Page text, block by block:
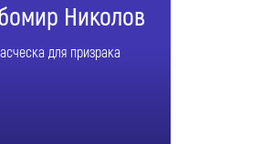
Николов
для призрака